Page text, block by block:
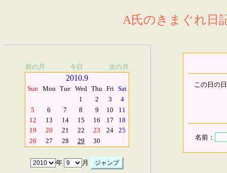
A氏のきまぐれ日
前の月 今日 次の月
2010.9
Sun Mon Tue Wed Thu Fri Sat
1
2 3
4
5
6 7 8 9 10
11
12
13 14 15 16 17
18
19
20 21 22 23 24
25
26
27 28 29 30
年 月
この日の
名前：